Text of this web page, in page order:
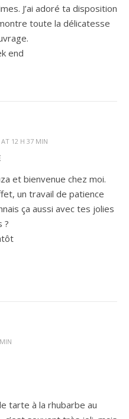
J’ai adoré ta disposition
toute la délicatesse
end
12 H 37 MIN
et bienvenue chez moi.
un travail de patience
ça aussi avec tes jolies
?
tarte à la rhubarbe au